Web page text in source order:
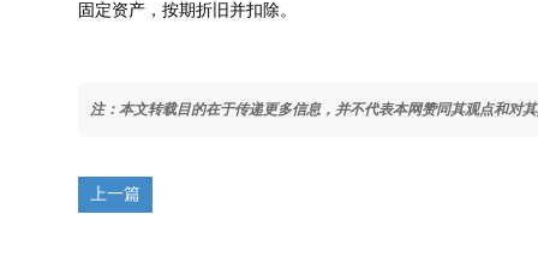
固定资产，按期折旧并扣除。
注：本文转载目的在于传递更多信息，并不代表本网赞同其观点和对
上一篇